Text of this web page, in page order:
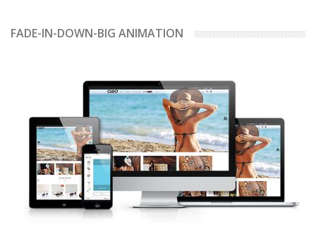
FADE-IN-DOWN-BIG ANIMATION